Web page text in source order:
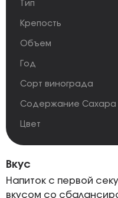
Тип
Крепость
Объем
Год
Сорт винограда
Содержание Сахара
Цвет
Вкус
Напиток с первой
вкусом со